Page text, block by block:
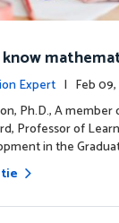
Expert | Feb
Ph.D., A
Professor of
in the